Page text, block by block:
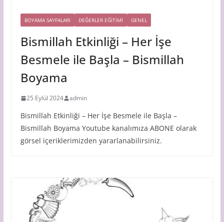
BOYAMA SAYFALARI DEĞERLER EĞİTİMİ GENEL
Bismillah Etkinliği – Her İşe
Besmele ile Başla – Bismillah
Boyama
25 Eylül 2024 admin
Bismillah Etkinliği – Her İşe Besmele ile Başla –
Bismillah Boyama Youtube kanalımıza ABONE olarak
görsel içeriklerimizden yararlanabilirsiniz.